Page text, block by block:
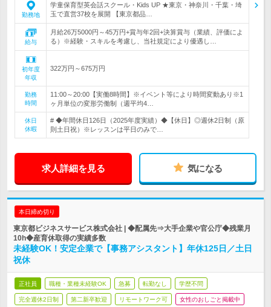
勤務地
学童保育型英会話スクール・Kids UP ★東京・神奈川・千葉・埼
玉で直営37校を展開 【東京都品…
給与
月給26万5000円～45万円+賞与年2回+決算賞与（業績、評価によ
る）※経験・スキルを考慮し、当社規定により優遇し…
初年度
年収
322万円～675万円
勤務
時間
11:00～20:00【実働8時間】※イベント等により時間変動あり※1
ヶ月単位の変形労働制（週平均4…
休日
休暇
# ◆年間休日126日（2025年度実績）◆【休日】◎週休2日制（原
則土日祝）※レッスンは平日のみで…
求人詳細を見る 気になる
本日締め切り
東京都ビジネスサービス株式会社 | ◆配属先⇒大手企業や官公庁◆残業月
10h◆産育休取得の実績多数
未経験OK！安定企業で【事務アシスタント】年休125日／土日
祝休
正社員 職種・業種未経験OK 急募 転勤なし 学歴不問
完全週休2日制 第二新卒歓迎 リモートワーク可 女性のおしごと掲載中